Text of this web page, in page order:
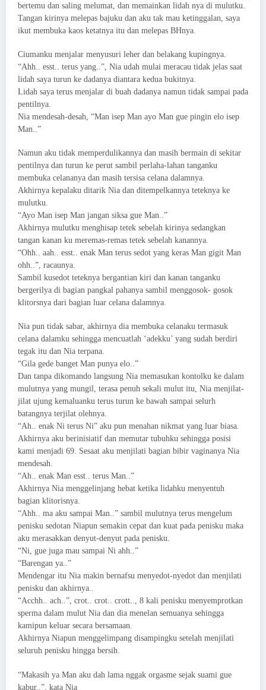
bertemu dan saling melumat, dan memainkan lidah nya di mulutku.
Tangan kirinya melepas bajuku dan aku tak mau ketinggalan, saya
ikut membuka kaos ketatnya itu dan melepas BHnya.
Ciumanku menjalar menyusuri leher dan belakang kupingnya.
“Ahh.. esst.. terus yang..”, Nia udah mulai meracau tidak jelas saat
lidah saya turun ke dadanya diantara kedua bukitnya.
Lidah saya terus menjalar di buah dadanya namun tidak sampai pada
pentilnya.
Nia mendesah-desah, “Man isep Man ayo Man gue pingin elo isep
Man..”
Namun aku tidak memperdulikannya dan masih bermain di sekitar
pentilnya dan turun ke perut sambil perlaha-lahan tanganku
membuka celananya dan masih tersisa celana dalamnya.
Akhirnya kepalaku ditarik Nia dan ditempelkannya teteknya ke
mulutku.
“Ayo Man isep Man jangan siksa gue Man..”
Akhirnya mulutku menghisap tetek sebelah kirinya sedangkan
tangan kanan ku meremas-remas tetek sebelah kanannya.
“Ohh.. aah.. esst.. enak Man terus sedot yang keras Man gigit Man
ohh..”, racaunya.
Sambil kusedot teteknya bergantian kiri dan kanan tanganku
bergerilya di bagian pangkal pahanya sambil menggosok- gosok
klitorsnya dari bagian luar celana dalamnya.
Nia pun tidak sabar, akhirnya dia membuka celanaku termasuk
celana dalamku sehingga mencuatlah ‘adekku’ yang sudah berdiri
tegak itu dan Nia terpana.
“Gila gede banget Man punya elo..”
Dan tanpa dikomando langsung Nia memasukan kontolku ke dalam
mulutnya yang mungil, terasa penuh sekali mulut itu, Nia menjilat-
jilat ujung kemaluanku terus turun ke bawah sampai selurh
batangnya terjilat olehnya.
“Ah.. enak Ni terus Ni” aku pun menahan nikmat yang luar biasa.
Akhirnya aku berinisiatif dan memutar tubuhku sehingga posisi
kami menjadi 69. Sesaat aku menjilati bagian bibir vaginanya Nia
mendesah.
“Ah.. enak Man esst.. terus Man..”
Akhirnya Nia menggelinjang hebat ketika lidahku menyentuh
bagian klitorisnya.
“Ahh.. ma aku sampai Man..” sambil mulutnya terus mengelum
penisku sedotan Niapun semakin cepat dan kuat pada penisku maka
aku merasakkan denyut-denyut pada penisku.
“Ni, gue juga mau sampai Ni ahh..”
“Barengan ya..”
Mendengar itu Nia makin bernafsu menyedot-nyedot dan menjilati
penisku dan akhirnya..
“Acchh.. ach..”, crot.. crot.. crott.., 8 kali penisku menyemprotkan
sperma dalam mulut Nia dan dia menelan semuanya sehingga
kamipun keluar secara bersamaan.
Akhirnya Niapun menggelimpang disampingku setelah menjilati
seluruh penisku hingga bersih.
“Makasih ya Man aku dah lama nggak orgasme sejak suami gue
kabur..”, kata Nia